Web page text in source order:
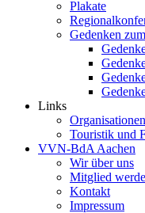
Plakate
Gedenken
Links
Organisationen
Touristik und
VVN-BdA Aachen
Wir über uns
Mitglied
Kontakt
Impressum